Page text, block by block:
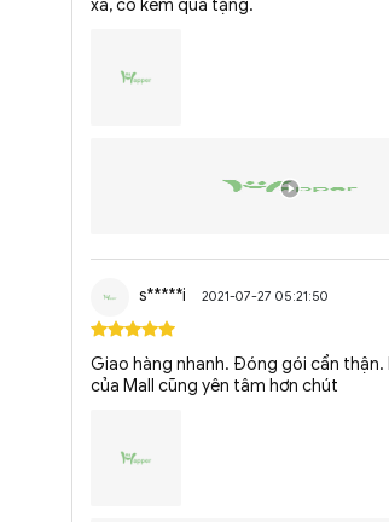
xa, có kèm quà tặng.
s*****i 2021-07-27 05:21:50
Giao hàng nhanh. Đóng gói cẩn thận.
của Mall cũng yên tâm hơn chút